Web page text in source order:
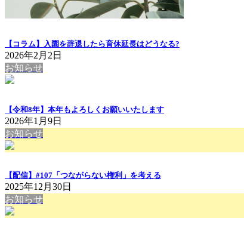
【コラム】入園を辞退したら育休延長はどうなる?
2026年2月2日
お知らせ
【令和8年】本年もよろしくお願いいたします
2026年1月9日
お知らせ
【配信】#107「つながらない権利」を考える
2025年12月30日
お知らせ